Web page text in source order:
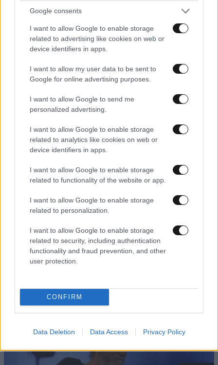
Google consents
I want to allow Google to enable storage
related to advertising like cookies on web or
device identifiers in apps.
I want to allow my user data to be sent to
Google for online advertising purposes.
I want to allow Google to send me
personalized advertising.
I want to allow Google to enable storage
related to analytics like cookies on web or
device identifiers in apps.
I want to allow Google to enable storage
related to functionality of the website or app.
I want to allow Google to enable storage
related to personalization.
I want to allow Google to enable storage
related to security, including authentication
functionality and fraud prevention, and other
user protection.
CONFIRM
Data Deletion Data Access Privacy Policy
LIFESTYLE 1 ω. πριν
Ζώδια σήμερα: Η Σελήνη στους Διδύμους